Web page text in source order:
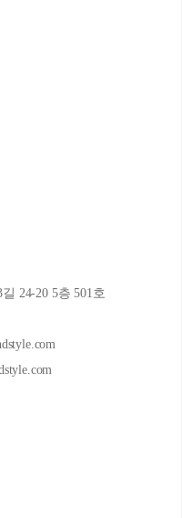
24-20 5층 501호